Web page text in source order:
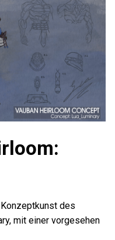
des
mit einer vorgesehen